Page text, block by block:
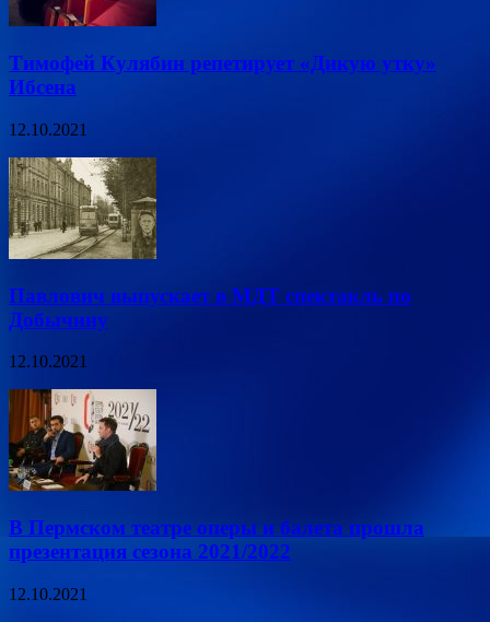
Тимофей Кулябин репетирует «Дикую утку»
Ибсена
12.10.2021
Павлович выпускает в МДТ спектакль по
Добычину
12.10.2021
В Пермском театре оперы и балета прошла
презентация сезона 2021/2022
12.10.2021